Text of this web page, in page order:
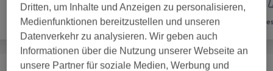
Nägel Haarentfernung
Dritten, um Inhalte und Anzeigen zu personalisieren,
Medienfunktionen bereitzustellen und unseren
Datenverkehr zu analysieren. Wir geben auch
Informationen über die Nutzung unserer Webseite an
unsere Partner für soziale Medien, Werbung und